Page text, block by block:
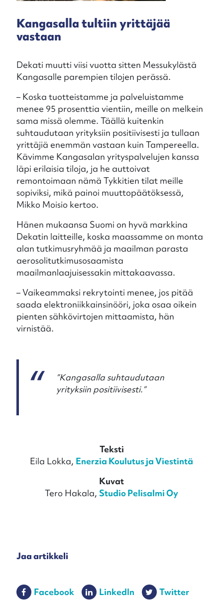
Kangasalla tultiin yrittäjää
vastaan
Dekati muutti viisi vuotta sitten Messukylästä
Kangasalle parempien tilojen perässä.
– Koska tuotteistamme ja palveluistamme
menee 95 prosenttia vientiin, meille on melkein
sama missä olemme. Täällä kuitenkin
suhtaudutaan yrityksiin positiivisesti ja tullaan
yrittäjiä enemmän vastaan kuin Tampereella.
Kävimme Kangasalan yrityspalvelujen kanssa
läpi erilaisia tiloja, ja he auttoivat
remontoimaan nämä Tykkitien tilat meille
sopiviksi, mikä painoi muuttopäätöksessä,
Mikko Moisio kertoo.
Hänen mukaansa Suomi on hyvä markkina
Dekatin laitteille, koska maassamme on monta
alan tutkimusryhmää ja maailman parasta
aerosolitutkimusosaamista
maailmanlaajuisessakin mittakaavassa.
– Vaikeammaksi rekrytointi menee, jos pitää
saada elektroniikkainsinööri, joka osaa oikein
pienten sähkövirtojen mittaamista, hän
virnistää.
”Kangasalla suhtaudutaan
yrityksiin positiivisesti.”
Teksti
Eila Lokka, Enerzia Koulutus ja Viestintä
Kuvat
Tero Hakala, Studio Pelisalmi Oy
Jaa artikkeli
Facebook LinkedIn Twitter